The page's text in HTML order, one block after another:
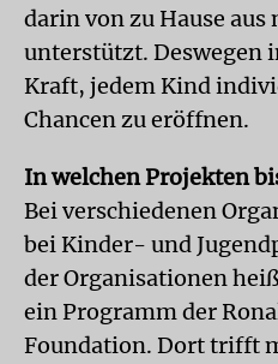
darin von zu Hause aus
unterstützt. Deswegen
Kraft, jedem Kind
Chancen zu eröffnen.
In welchen Projekten
Bei verschiedenen
bei Kinder- und
der Organisationen
ein Programm der
Foundation. Dort trifft